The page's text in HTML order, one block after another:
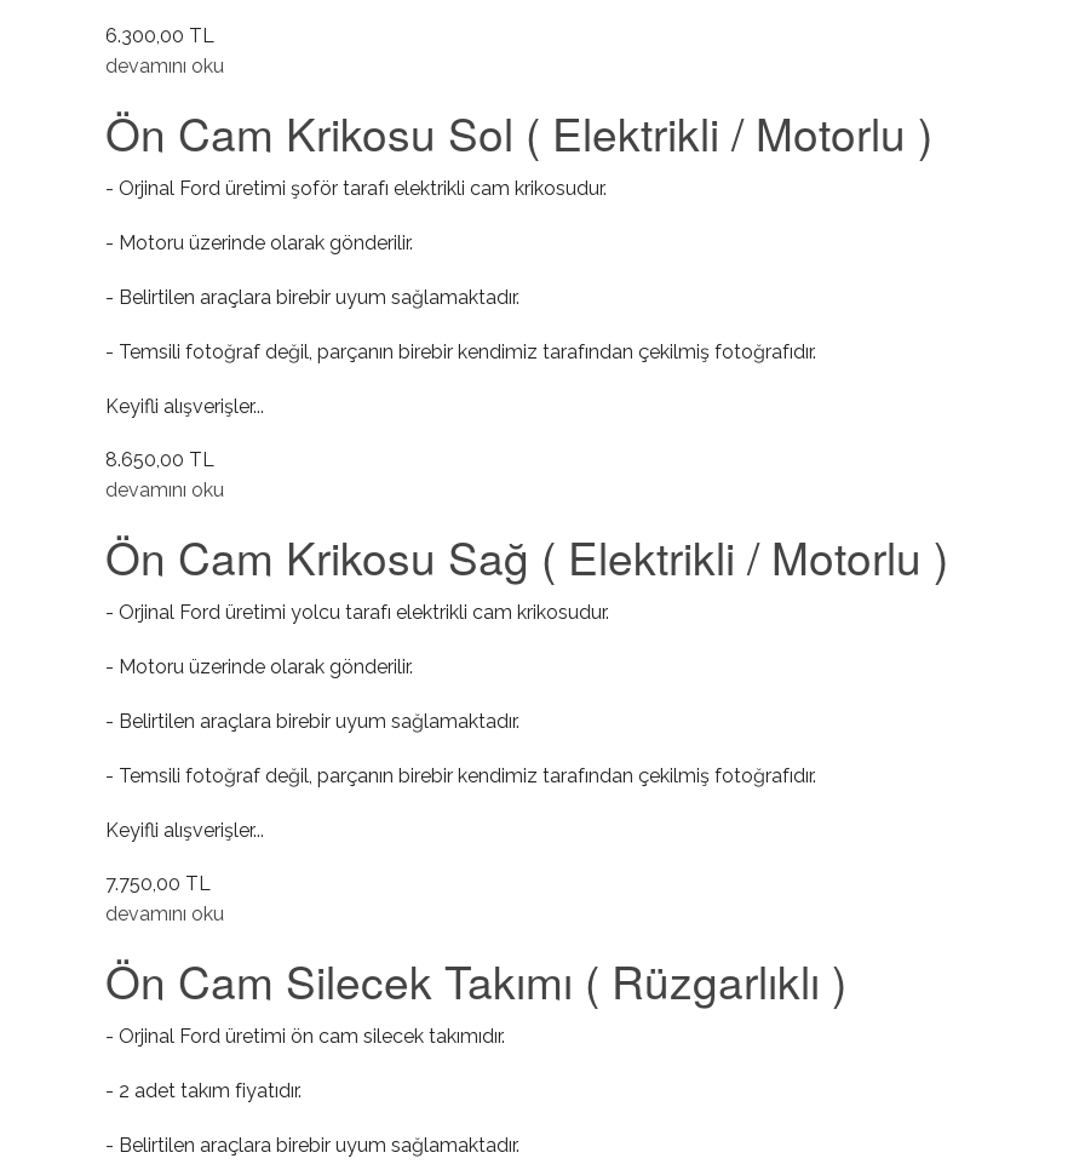
6.300,00 TL
Ön Cam Krikosu Sol ( Coupe / XR3i / Elektrikli / Motorsuz ) hakkında
devamını oku
Ön Cam Krikosu Sol ( Elektrikli / Motorlu )
- Orjinal Ford üretimi şoför tarafı elektrikli cam krikosudur.
- Motoru üzerinde olarak gönderilir.
- Belirtilen araçlara birebir uyum sağlamaktadır.
- Temsili fotoğraf değil, parçanın birebir kendimiz tarafından çekilmiş fotoğrafıdır.
Keyifli alışverişler...
8.650,00 TL
Ön Cam Krikosu Sol ( Elektrikli / Motorlu ) hakkında
devamını oku
Ön Cam Krikosu Sağ ( Elektrikli / Motorlu )
- Orjinal Ford üretimi yolcu tarafı elektrikli cam krikosudur.
- Motoru üzerinde olarak gönderilir.
- Belirtilen araçlara birebir uyum sağlamaktadır.
- Temsili fotoğraf değil, parçanın birebir kendimiz tarafından çekilmiş fotoğrafıdır.
Keyifli alışverişler...
7.750,00 TL
Ön Cam Krikosu Sağ ( Elektrikli / Motorlu ) hakkında
devamını oku
Ön Cam Silecek Takımı ( Rüzgarlıklı )
- Orjinal Ford üretimi ön cam silecek takımıdır.
- 2 adet takım fiyatıdır.
- Belirtilen araçlara birebir uyum sağlamaktadır.